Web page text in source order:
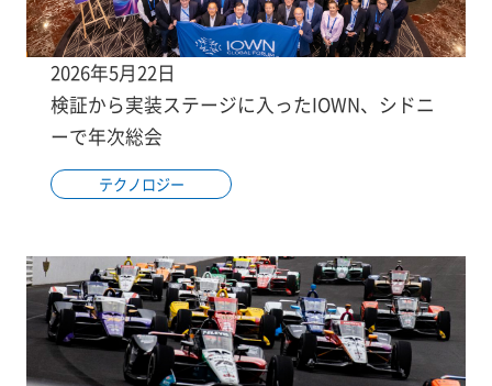
2026年5月22日
検証から実装ステージに入ったIOWN、シドニ
ーで年次総会
テクノロジー